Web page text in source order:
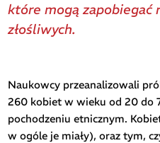
które mogą
złośliwych.
Naukowcy przeanalizowali
260 kobiet w wieku od 20 do
pochodzeniu etnicznym.
w ogóle je miały), oraz tym,